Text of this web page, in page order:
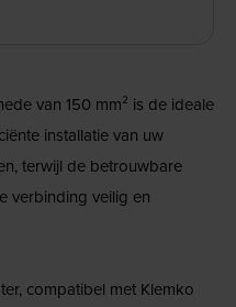
van 150 mm² is de ideale
installatie van uw
terwijl de betrouwbare
verbinding veilig en
compatibel met Klemko